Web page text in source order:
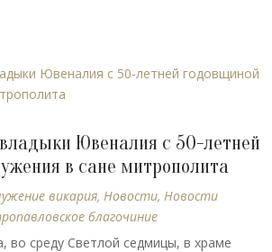
Ювеналия с 50-летней
в сане митрополита
викария,Новости,Новости
благочиние
во среду Светлой седмицы, в храме